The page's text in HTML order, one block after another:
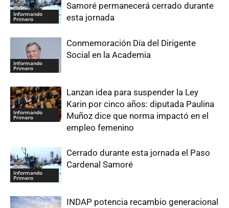
Informando
Primero
Samoré permanecerá cerrado durante
esta jornada
Informando
Primero
Conmemoración Día del Dirigente
Social en la Academia
Informando
Primero
Lanzan idea para suspender la Ley
Karin por cinco años: diputada Paulina
Muñoz dice que norma impactó en el
empleo femenino
Informando
Primero
Cerrado durante esta jornada el Paso
Cardenal Samoré
INDAP potencia recambio generacional